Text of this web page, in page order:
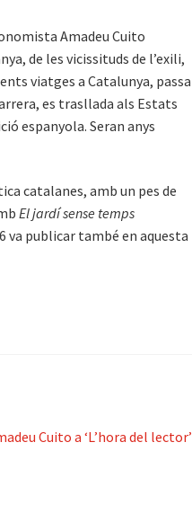
Amadeu Cuito
de les vicissituds de l’exili,
viatges a Catalunya, passa
es trasllada als Estats
espanyola. Seran anys
catalanes, amb un pes de
El jardí sense temps
va publicar també en aquesta
Cuito a ‘L’hora del lector’